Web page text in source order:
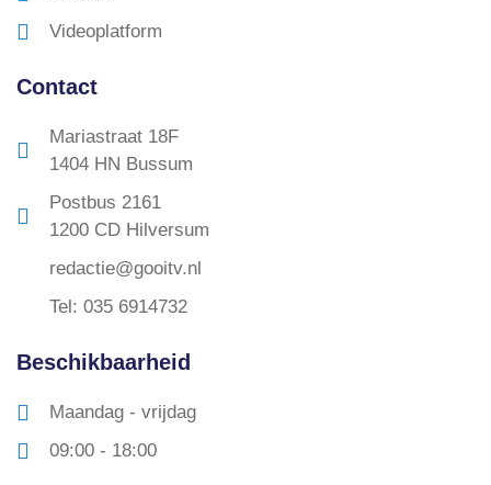
Videoplatform
Contact
Mariastraat 18F
1404 HN Bussum
Postbus 2161
1200 CD Hilversum
redactie@gooitv.nl
Tel: 035 6914732
Beschikbaarheid
Maandag - vrijdag
09:00 - 18:00